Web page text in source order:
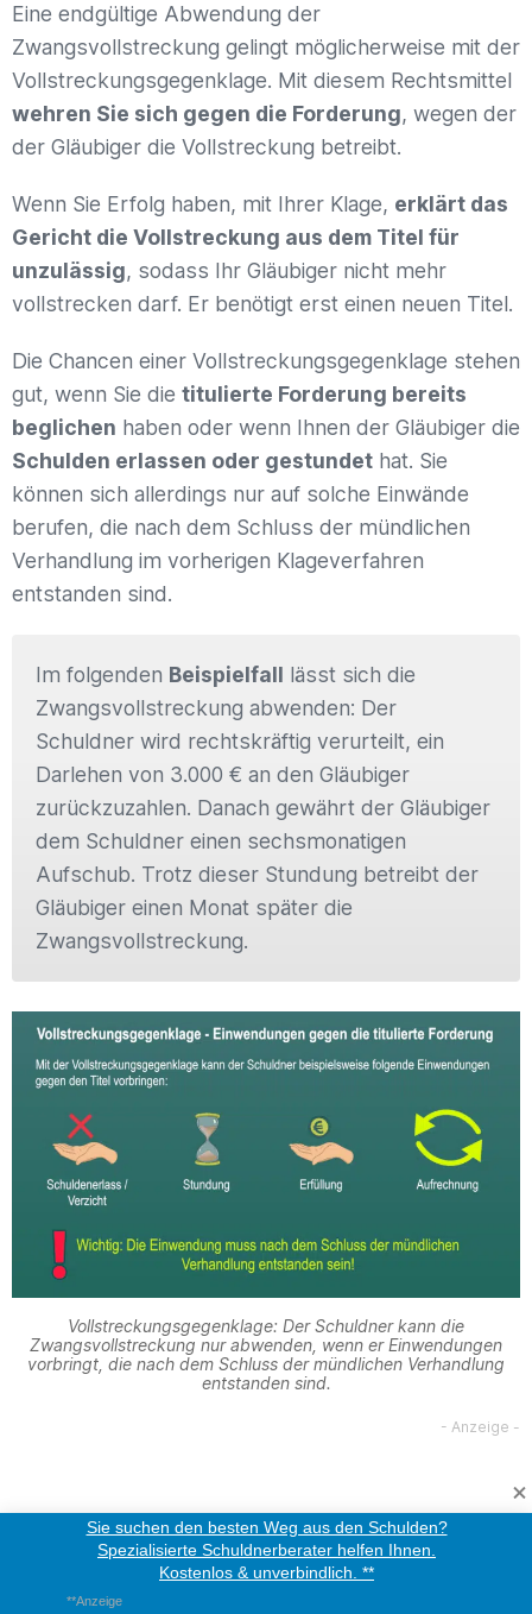
Eine endgültige Abwendung der
Zwangsvollstreckung gelingt möglicherweise mit der
Vollstreckungsgegenklage. Mit diesem Rechtsmittel
wehren Sie sich gegen die Forderung, wegen der
der Gläubiger die Vollstreckung betreibt.
Wenn Sie Erfolg haben, mit Ihrer Klage, erklärt das
Gericht die Vollstreckung aus dem Titel für
unzulässig, sodass Ihr Gläubiger nicht mehr
vollstrecken darf. Er benötigt erst einen neuen Titel.
Die Chancen einer Vollstreckungsgegenklage stehen
gut, wenn Sie die titulierte Forderung bereits
beglichen haben oder wenn Ihnen der Gläubiger die
Schulden erlassen oder gestundet hat. Sie
können sich allerdings nur auf solche Einwände
berufen, die nach dem Schluss der mündlichen
Verhandlung im vorherigen Klageverfahren
entstanden sind.
Im folgenden Beispielfall lässt sich die
Zwangsvollstreckung abwenden: Der
Schuldner wird rechtskräftig verurteilt, ein
Darlehen von 3.000 € an den Gläubiger
zurückzuzahlen. Danach gewährt der Gläubiger
dem Schuldner einen sechsmonatigen
Aufschub. Trotz dieser Stundung betreibt der
Gläubiger einen Monat später die
Zwangsvollstreckung.
Vollstreckungsgegenklage: Der Schuldner kann die
Zwangsvollstreckung nur abwenden, wenn er Einwendungen
vorbringt, die nach dem Schluss der mündlichen Verhandlung
entstanden sind.
Sie suchen den besten Weg aus den Schulden?
Spezialisierte Schuldnerberater helfen Ihnen.
Kostenlos & unverbindlich. **
**Anzeige